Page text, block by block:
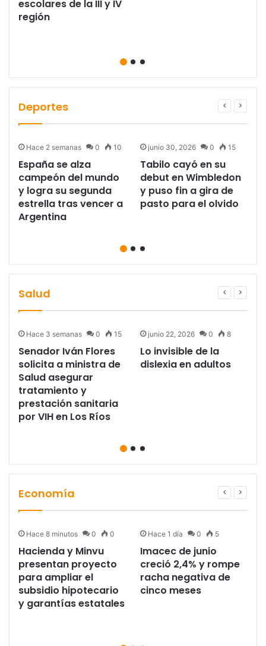
escolares de la III y IV
región
Deportes
Hace 2 semanas 0 10
España se alza
campeón del mundo
y logra su segunda
estrella tras vencer a
Argentina
junio 30, 2026 0 15
Tabilo cayó en su
debut en Wimbledon
y puso fin a gira de
pasto para el olvido
Salud
Hace 3 semanas 0 15
Senador Iván Flores
solicita a ministra de
Salud asegurar
tratamiento y
prestación sanitaria
por VIH en Los Ríos
junio 22, 2026 0 8
Lo invisible de la
dislexia en adultos
Economía
Hace 8 minutos 0 0
Hacienda y Minvu
presentan proyecto
para ampliar el
subsidio hipotecario
y garantías estatales
Hace 1 día 0 5
Imacec de junio
creció 2,4% y rompe
racha negativa de
cinco meses